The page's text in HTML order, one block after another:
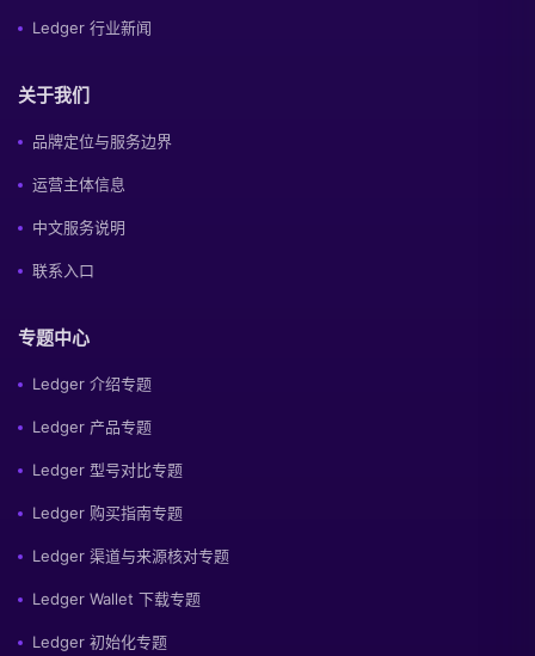
Ledger 行业新闻
关于我们
品牌定位与服务边界
运营主体信息
中文服务说明
联系入口
专题中心
Ledger 介绍专题
Ledger 产品专题
Ledger 型号对比专题
Ledger 购买指南专题
Ledger 渠道与来源核对专题
Ledger Wallet 下载专题
Ledger 初始化专题